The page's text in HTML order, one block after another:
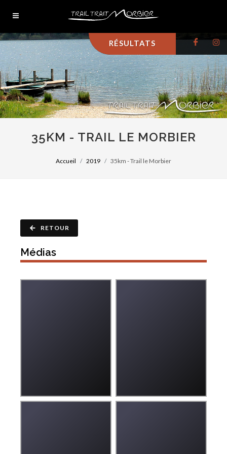
RÉSULTATS
35KM - TRAIL LE MORBIER
Accueil 2019 35km - Trail le Morbier
RETOUR
Médias
Agrandir Agrandir